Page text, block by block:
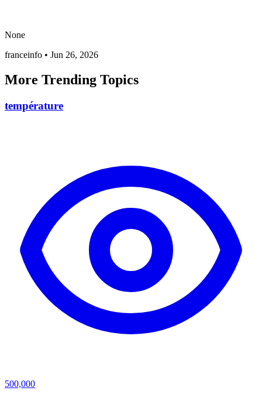
None
franceinfo • Jun 26, 2026
More Trending Topics
température
500,000